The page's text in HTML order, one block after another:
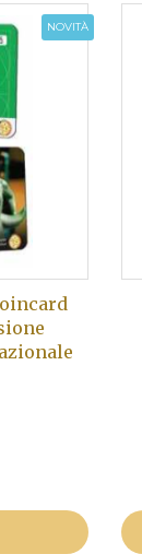
NOVITÀ